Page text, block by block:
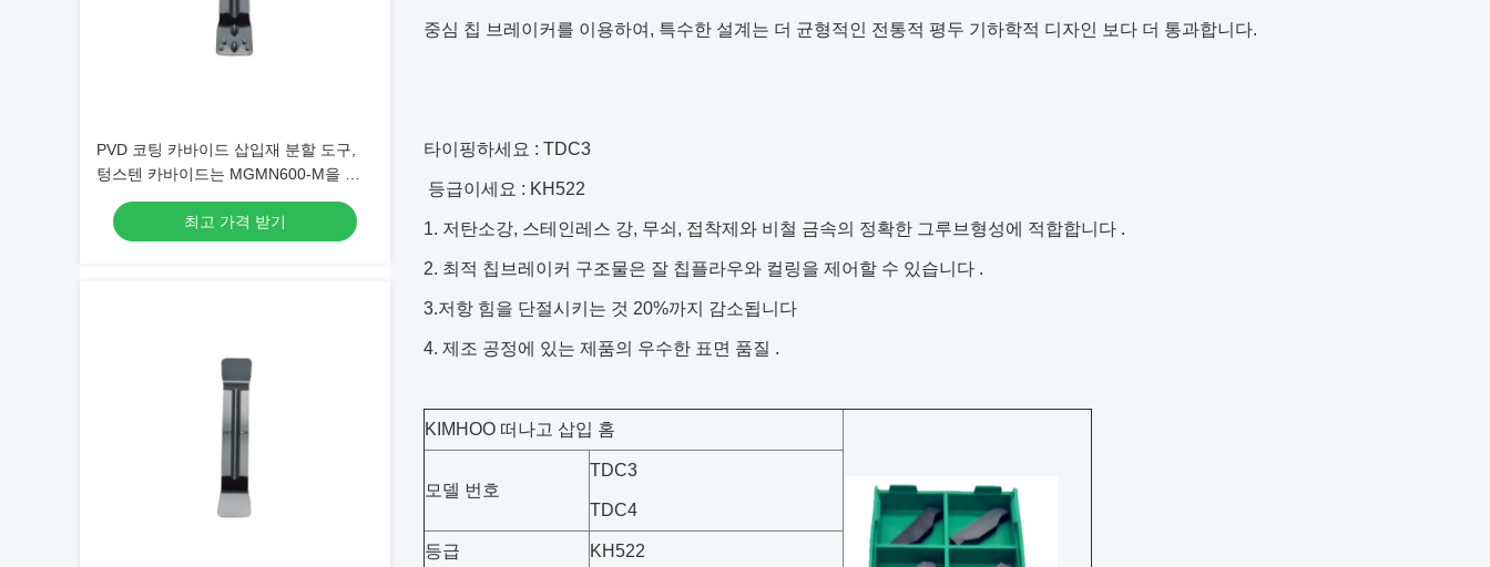
PVD 코팅 카바이드 삽입재 분할 도구,
텅스텐 카바이드는 MGMN600-M을 삽
입합니다
최고 가격 받기
중심 칩 브레이커를 이용하여, 특수한 설계는 더 균형적인 전통적 평두 기하학적 디자인 보다 더 통과합니다.
타이핑하세요 : TDC3
등급이세요 : KH522
1. 저탄소강, 스테인레스 강, 무쇠, 접착제와 비철 금속의 정확한 그루브형성에 적합합니다 .
2. 최적 칩브레이커 구조물은 잘 칩플라우와 컬링을 제어할 수 있습니다 .
3.저항 힘을 단절시키는 것 20%까지 감소됩니다
4. 제조 공정에 있는 제품의 우수한 표면 품질 .
KIMHOO 떠나고 삽입 홈
모델 번호
TDC3
TDC4
등급 KH522